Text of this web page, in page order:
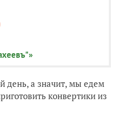
день, а значит, мы едем
конвертики из